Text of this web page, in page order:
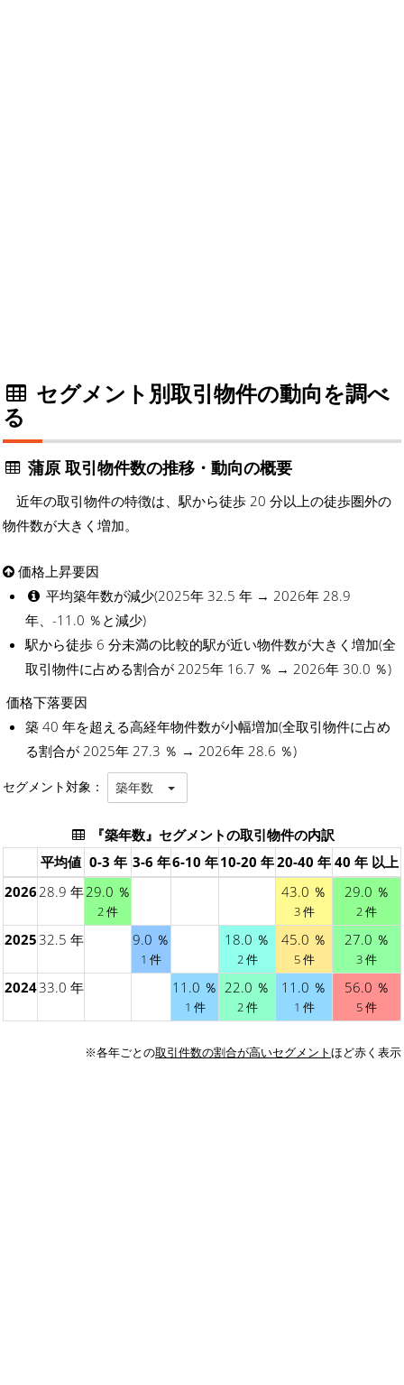
セグメント別取引物件の動向を調べ
る
蒲原 取引物件数の推移・動向の概要
近年の取引物件の特徴は、駅から徒歩 20 分以上の徒歩圏外の
物件数が大きく増加。
価格上昇要因
平均築年数が減少(2025年 32.5 年 → 2026年 28.9
年、-11.0 ％と減少)
駅から徒歩 6 分未満の比較的駅が近い物件数が大きく増加(全
取引物件に占める割合が 2025年 16.7 ％ → 2026年 30.0 ％)
価格下落要因
築 40 年を超える高経年物件数が小幅増加(全取引物件に占め
る割合が 2025年 27.3 ％ → 2026年 28.6 ％)
セグメント対象： 築年数
『築年数』セグメントの取引物件の内訳
平均値 0-3 年 3-6 年6-10 年10-20 年20-40 年 40 年 以上
2026 28.9 年29.0 ％
2 件
43.0 ％
3 件
29.0 ％
2 件
2025 32.5 年 9.0 ％
1 件
18.0 ％
2 件
45.0 ％
5 件
27.0 ％
3 件
202433.0 年 11.0 ％
1 件
22.0 ％
2 件
11.0 ％
1 件
56.0 ％
5 件
※各年ごとの取引件数の割合が高いセグメントほど赤く表示